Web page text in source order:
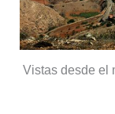
Vistas desde el